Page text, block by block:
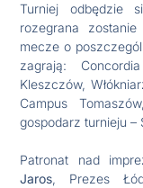
Turniej odbędzie
rozegrana
mecze o
zagrają:
Kleszczów,
Campus
gospodarz turnieju –
Patronat nad
Jaros, Prezes